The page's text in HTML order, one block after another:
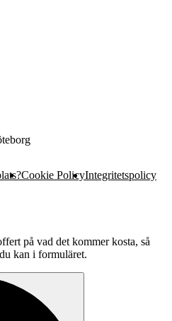
Cookie PolicyIntegritetspolicy
på vad det kommer kosta, så
kan i formuläret.